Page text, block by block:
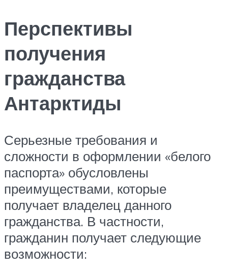
Перспективы
получения
гражданства
Антарктиды
Серьезные требования и
сложности в оформлении «белого
паспорта» обусловлены
преимуществами, которые
получает владелец данного
гражданства. В частности,
гражданин получает следующие
возможности: